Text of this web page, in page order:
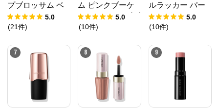
プブロッサム ベ
ルベット
5.0
(21件)
ム ピンクブーケ
セット（ローズピ
ンク）
5.0
(10件)
ルラッカー パー
ル
5.0
(10件)
7 8 9